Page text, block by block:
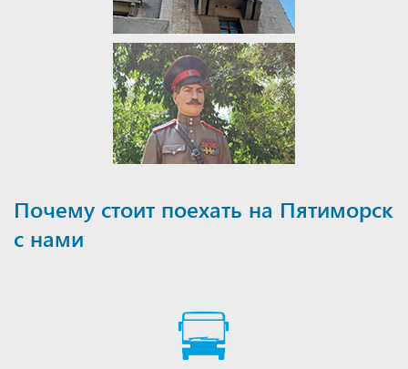
Почему стоит поехать на Пятиморск
с нами